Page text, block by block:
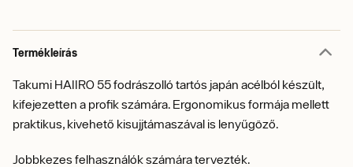
Termékleírás
Takumi HAIIRO 55 fodrászolló tartós japán acélból készült,
kifejezetten a profik számára. Ergonomikus formája mellett
praktikus, kivehető kisujjtámaszával is lenyűgöző.
Jobbkezes felhasználók számára tervezték.